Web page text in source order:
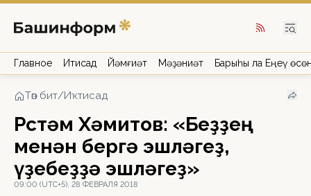
Главное Иҡтисад Йәмғиәт Мәҙәниәт Барыһы ла Еңеү
Төп бит/Иҡтисад
Рөстәм Хәмитов: «Беҙҙең
менән бергә эшләгеҙ,
үҙебеҙҙә эшләгеҙ»
09:00 (UTC+5), 28 ФЕВРАЛЯ 2018